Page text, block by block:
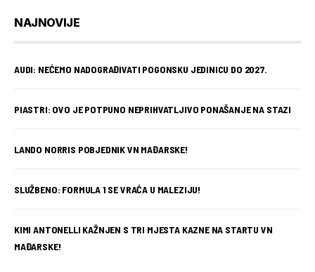
NAJNOVIJE
AUDI: NEĆEMO NADOGRAĐIVATI POGONSKU JEDINICU DO 2027.
PIASTRI: OVO JE POTPUNO NEPRIHVATLJIVO PONAŠANJE NA STAZI
LANDO NORRIS POBJEDNIK VN MAĐARSKE!
SLUŽBENO: FORMULA 1 SE VRAĆA U MALEZIJU!
KIMI ANTONELLI KAŽNJEN S TRI MJESTA KAZNE NA STARTU VN
MAĐARSKE!